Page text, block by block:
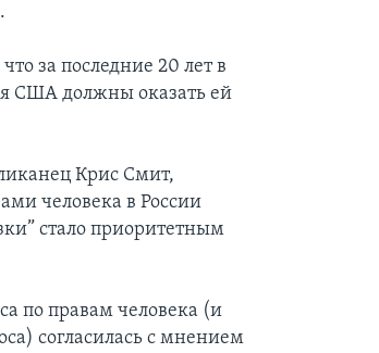
за последние 20 лет в
США должны оказать ей
Крис Смит,
человека в России
стало приоритетным
по правам человека (и
согласилась с мнением